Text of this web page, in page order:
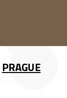
PRAGUE